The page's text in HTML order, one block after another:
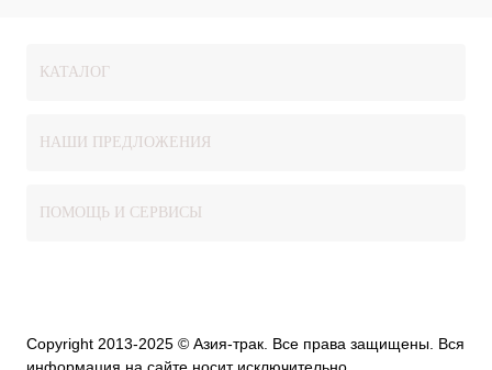
КАТАЛОГ
НАШИ ПРЕДЛОЖЕНИЯ
ПОМОЩЬ И СЕРВИСЫ
Copyright 2013-2025 © Азия-трак. Все права защищены. Вся